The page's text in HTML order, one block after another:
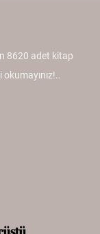
8620 adet kitap